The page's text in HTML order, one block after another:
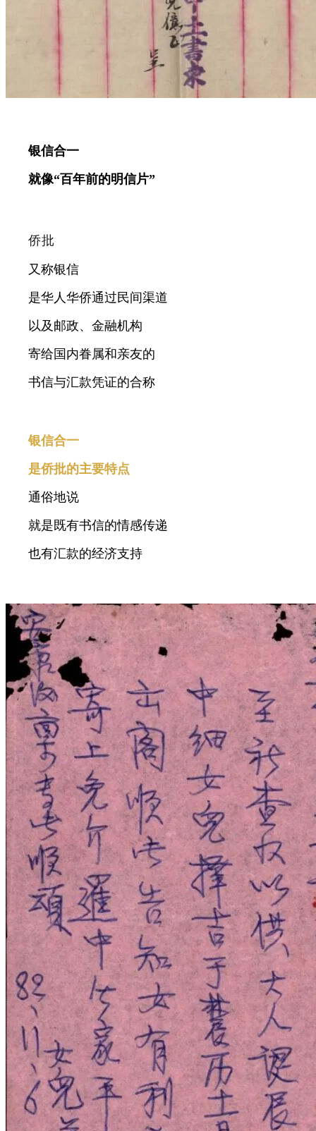
银信合一
就像“百年前的明信片”
侨批
又称银信
是华人华侨通过民间渠道
以及邮政、金融机构
寄给国内眷属和亲友的
书信与汇款凭证的合称
银信合一
是侨批的主要特点
通俗地说
就是既有书信的情感传递
也有汇款的经济支持